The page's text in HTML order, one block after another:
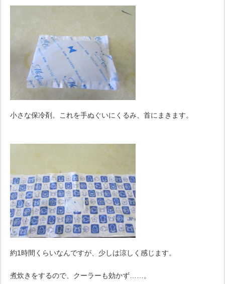
小さな保冷剤。これを手ぬぐいにくるみ、首にまきます。
約1時間くらいなんですが、少しは涼しく感じます。
煮炊きをするので、クーラーも効かず……。